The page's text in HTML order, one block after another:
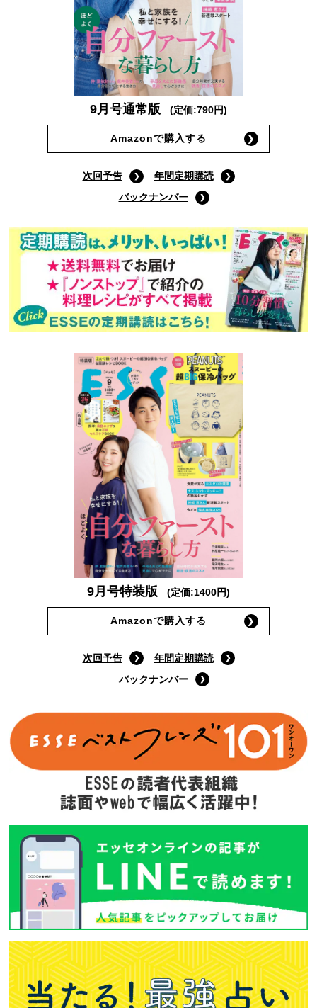
9月号通常版 (定価:790円)
Amazonで購入する
次回予告
年間定期購読
バックナンバー
9月号特装版 (定価:1400円)
Amazonで購入する
次回予告
年間定期購読
バックナンバー